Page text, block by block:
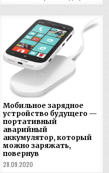
in
Мобильное зарядное
устройство будущего —
портативный
аварийный
аккумулятор, который
можно заряжать,
повернув
28.09.2020